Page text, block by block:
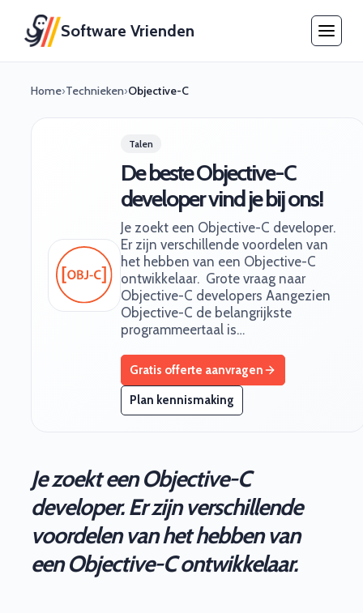
Software Vrienden
Home›Technieken›Objective-C
Talen
De beste Objective-C
developer vind je bij ons!
Je zoekt een Objective-C developer.
Er zijn verschillende voordelen van
het hebben van een Objective-C
ontwikkelaar. ‍ Grote vraag naar
Objective-C developers Aangezien
Objective-C de belangrijkste
programmeertaal is…
Gratis offerte aanvragen
Plan kennismaking
Je zoekt een Objective-C
developer. Er zijn verschillende
voordelen van het hebben van
een Objective-C ontwikkelaar.